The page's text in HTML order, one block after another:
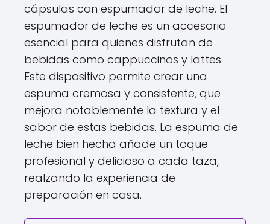
cápsulas con espumador de leche. El
espumador de leche es un accesorio
esencial para quienes disfrutan de
bebidas como cappuccinos y lattes.
Este dispositivo permite crear una
espuma cremosa y consistente, que
mejora notablemente la textura y el
sabor de estas bebidas. La espuma de
leche bien hecha añade un toque
profesional y delicioso a cada taza,
realzando la experiencia de
preparación en casa.